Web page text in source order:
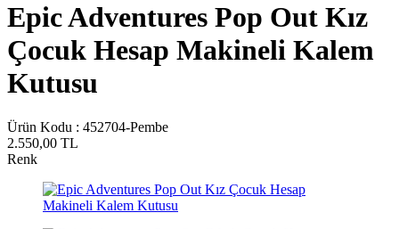
Epic Adventures Pop Out Kız
Çocuk Hesap Makineli Kalem
Kutusu
Ürün Kodu : 452704-Pembe
2.550,00 TL
Renk